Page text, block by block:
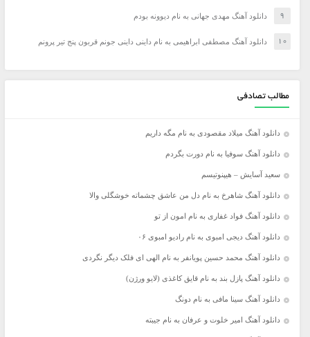
دانلود آهنگ مهدی جهانی به نام دیوونه بودم
دانلود آهنگ مصطفی ابراهیمی به نام داینی داینی جونم قربون پنج تیر پرونم
مطالب تصادفی
دانلود آهنگ میلاد مقصودی به نام مگه داریم
دانلود آهنگ سوفیا به نام دورت بگردم
سعید آسایش – هیپنوتیسم
دانلود آهنگ شاهرخ به نام دل من عاشق چشماته خوشگلی والا
دانلود آهنگ فواد غفاری به نام امون از تو
دانلود آهنگ دیجی امبوی به نام رادیو امبوی ۰۶
دانلود آهنگ محمد حسین پویانفر به نام الهی ای فلک دیگر نگردی
دانلود آهنگ پازل بند به نام قایق کاغذی (لایو ورژن)
دانلود آهنگ سینا مافی به نام دونگ
دانلود آهنگ امیر خلوت و عرفان به نام جیبته